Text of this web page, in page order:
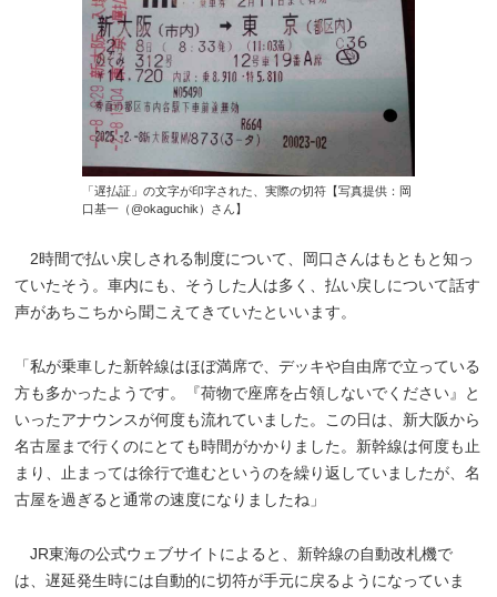
「遅払証」の文字が印字された、実際の切符【写真提供：岡
口基一（@okaguchik）さん】
2時間で払い戻しされる制度について、岡口さんはもともと知っ
ていたそう。車内にも、そうした人は多く、払い戻しについて話す
声があちこちから聞こえてきていたといいます。
「私が乗車した新幹線はほぼ満席で、デッキや自由席で立っている
方も多かったようです。『荷物で座席を占領しないでください』と
いったアナウンスが何度も流れていました。この日は、新大阪から
名古屋まで行くのにとても時間がかかりました。新幹線は何度も止
まり、止まっては徐行で進むというのを繰り返していましたが、名
古屋を過ぎると通常の速度になりましたね」
JR東海の公式ウェブサイトによると、新幹線の自動改札機で
は、遅延発生時には自動的に切符が手元に戻るようになっていま